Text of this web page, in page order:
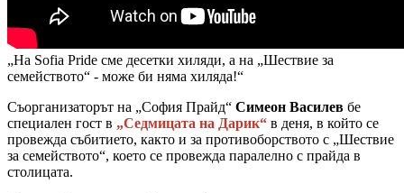
„На Sofia Pride сме десетки хиляди, а на „Шествие за
семейството“ - може би няма хиляда!“
Съорганизаторът на „София Прайд“ Симеон Василев бе
специален гост в „Седмицата на Дарик“ в деня, в който се
провежда събитието, както и за противоборството с „Шествие
за семейството“, което се провежда паралелно с прайда в
столицата.